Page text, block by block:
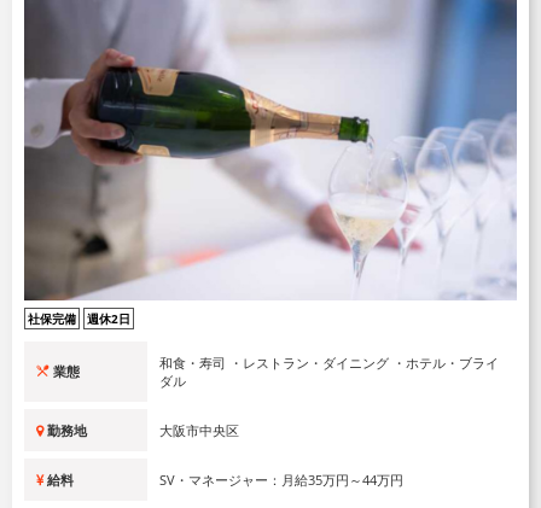
社保完備 週休2日
業態
和食・寿司 ・レストラン・ダイニング ・ホテル・ブライ
ダル
勤務地 大阪市中央区
給料 SV・マネージャー：月給35万円～44万円